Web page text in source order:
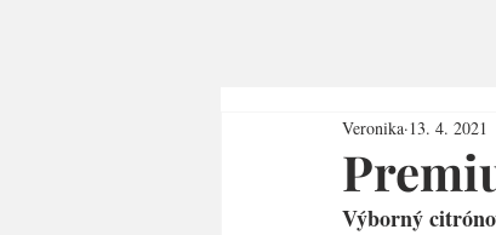
Veronika 13. 4. 2021
Výborný